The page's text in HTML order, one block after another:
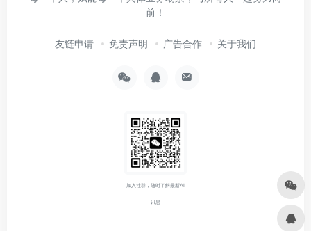
前！
友链申请 免责声明 广告合作 关于我们
加入社群，随时了解最新AI
讯息